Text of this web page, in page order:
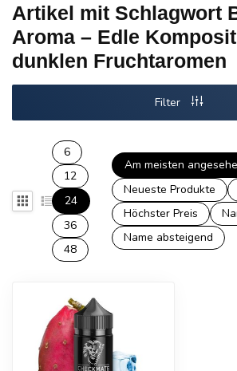
Artikel mit Schlagwort
Aroma – Edle
dunklen Fruchtaromen
Filter
6
12
24
36
48
Am meisten
Neueste Produkte
Höchster Preis
Name absteigend